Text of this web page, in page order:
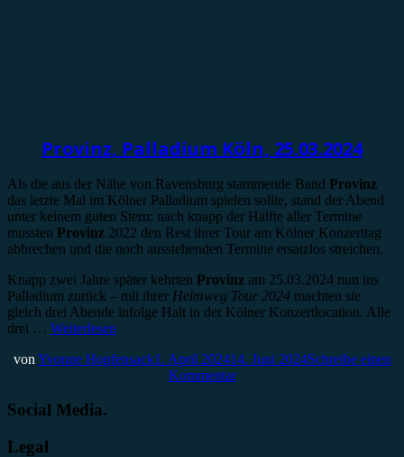
Provinz, Palladium Köln, 25.03.2024
Als die aus der Nähe von Ravensburg stammende Band Provinz
das letzte Mal im Kölner Palladium spielen sollte, stand der Abend
unter keinem guten Stern: nach knapp der Hälfte aller Termine
mussten Provinz 2022 den Rest ihrer Tour am Kölner Konzerttag
abbrechen und die noch ausstehenden Termine ersatzlos streichen.
Knapp zwei Jahre später kehrten Provinz am 25.03.2024 nun ins
Palladium zurück – mit ihrer Heimweg Tour 2024 machten sie
gleich drei Abende infolge Halt in der Kölner Konzertlocation. Alle
drei … Weiterlesen
von Yvonne Hopfensack1. April 202414. Juni 2024Schreibe einen
Kommentar
Social Media.
Legal